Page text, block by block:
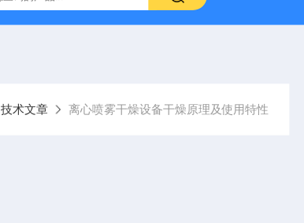
技术文章 离心喷雾干燥设备干燥原理及使用特性